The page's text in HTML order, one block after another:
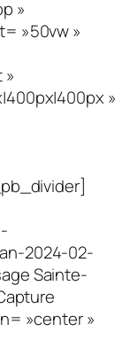
»
»50vw »
»
2024-02-
Sainte-
»center »